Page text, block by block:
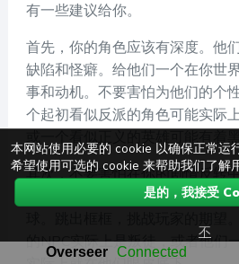
有一些建议给你。
首先，你的角色应该有深度。他
缺陷和怪癖。给他们一个在你世
事和动机。不要害怕为他们的
个起初看似反派的角色可能实际
或一个看似正义的英雄可能有着
其次，不要害怕在你的剧情反转
预测的套路，但你的玩家会欣赏
的NPC实际上是叛徒，或者他们
本网站使用必要的 cookie 以确保正常运
希望使用可选的 cookie 来帮助我们了解
是的，我接受
不